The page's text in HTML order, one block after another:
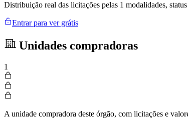
Distribuição real das licitações pelas 1 modalidades,
Entrar para ver grátis
Unidades compradoras
1
A unidade compradora deste órgão, com licitações e